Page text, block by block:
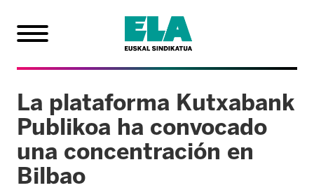
La plataforma Kutxabank
Publikoa ha convocado
una concentración en
Bilbao